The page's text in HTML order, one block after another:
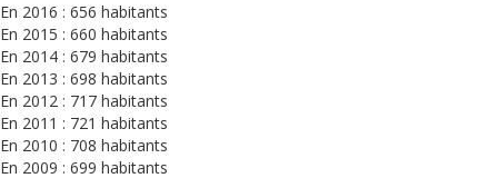
En 2016 : 656 habitants
En 2015 : 660 habitants
En 2014 : 679 habitants
En 2013 : 698 habitants
En 2012 : 717 habitants
En 2011 : 721 habitants
En 2010 : 708 habitants
En 2009 : 699 habitants